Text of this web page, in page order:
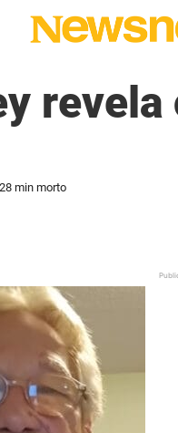
min morto